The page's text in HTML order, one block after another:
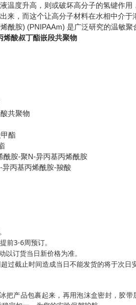
温度升高，则或破坏高分子的氢键作
来，而这个让高分子材料在水相中介
酰胺) (PNIPAAm) 是广泛研究的温敏聚
烯酸叔丁酯嵌段共聚物
共聚物
酯
酰胺-聚N-异丙基丙烯酰胺
异丙基丙烯酰胺-羧酸
前3-6周预订。
以订货当日新价格为准。
过截止时间造成当日不能发货的将于次日
把产品包裹起来，再用泡沫盒密封，胶